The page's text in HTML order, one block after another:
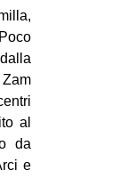
al
da
e